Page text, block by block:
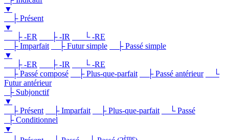
▼
├ Présent
▼
├ -ER
├ -IR
└ -RE
├ Imparfait
├ Futur simple
├ Passé simple
▼
├ -ER
├ -IR
└ -RE
├ Passé composé
├ Plus-que-parfait ├ Passé antérieur
└
Futur antérieur
├ Subjonctif
▼
├ Présent
├ Imparfait ├ Plus-que-parfait
└ Passé
├ Conditionnel
▼
ème